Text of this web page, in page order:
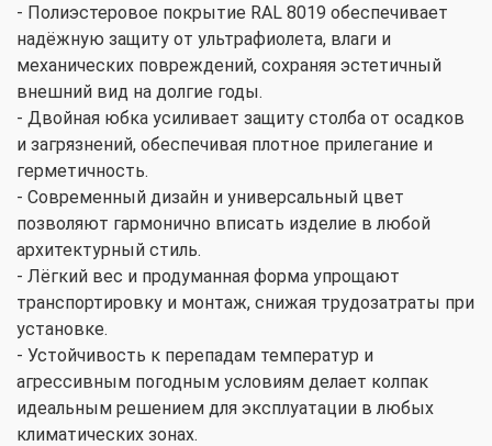
- Полиэстеровое покрытие RAL 8019 обеспечивает
надёжную защиту от ультрафиолета, влаги и
механических повреждений, сохраняя эстетичный
внешний вид на долгие годы.
- Двойная юбка усиливает защиту столба от осадков
и загрязнений, обеспечивая плотное прилегание и
герметичность.
- Современный дизайн и универсальный цвет
позволяют гармонично вписать изделие в любой
архитектурный стиль.
- Лёгкий вес и продуманная форма упрощают
транспортировку и монтаж, снижая трудозатраты при
установке.
- Устойчивость к перепадам температур и
агрессивным погодным условиям делает колпак
идеальным решением для эксплуатации в любых
климатических зонах.